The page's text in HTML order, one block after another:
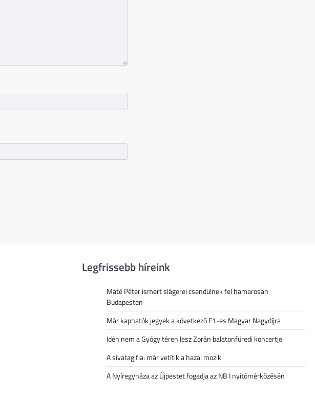
Legfrissebb híreink
Máté Péter ismert slágerei csendülnek fel hamarosan
Budapesten
Már kaphatók jegyek a következő F1-es Magyar Nagydíjra
Idén nem a Gyógy téren lesz Zorán balatonfüredi koncertje
A sivatag fia: már vetítik a hazai mozik
A Nyíregyháza az Újpestet fogadja az NB I nyitómérkőzésén